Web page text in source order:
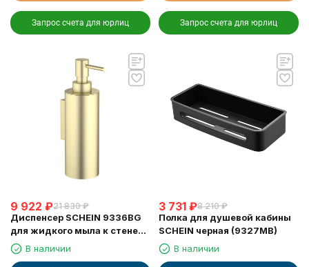
Запрос счета для юрлиц Запрос счета для юрлиц
9 922 ₽21 830 ₽
Диспенсер SCHEIN 9336BG
для жидкого мыла к стене
матовое золото
В наличии
3 731 ₽8 210 ₽
Полка для душевой кабины
SCHEIN черная (9327MB)
В наличии